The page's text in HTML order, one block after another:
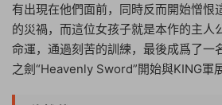
有出現在他們面前，同時反而開始憎恨
的災禍，而這位女孩子就是本作的主人
命運，通過刻苦的訓練，最後成爲了一
之劍“Heavenly Sword”開始與KING軍